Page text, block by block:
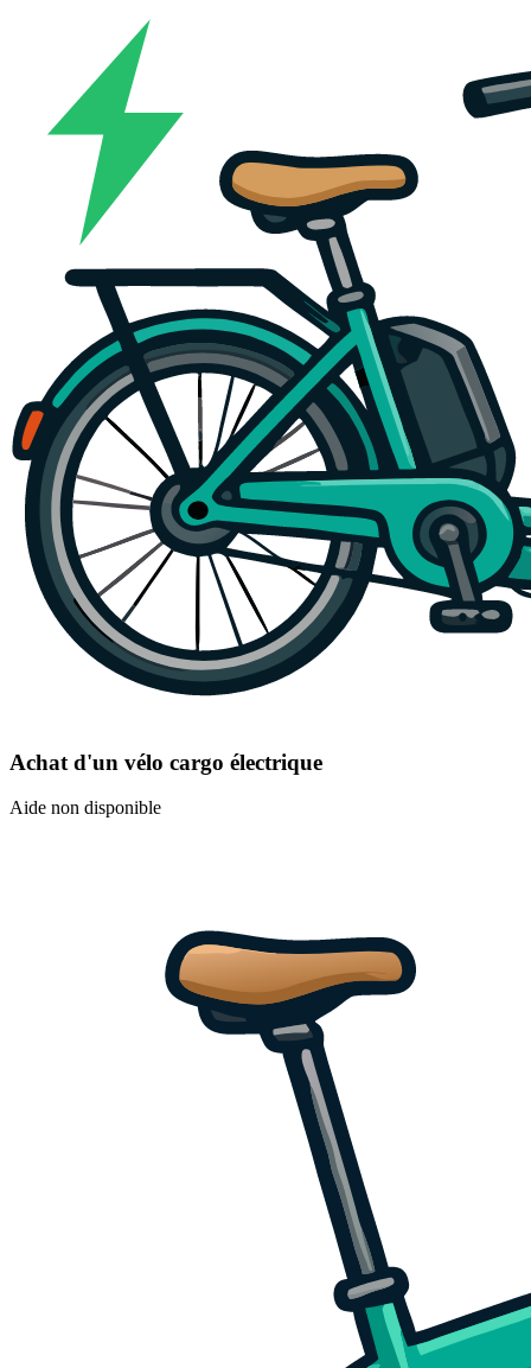
Achat d'un vélo cargo électrique
Aide non disponible